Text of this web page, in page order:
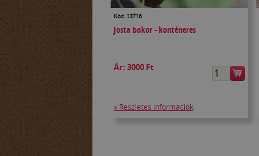
Kód: 13716
Josta bokor - konténeres
Ár: 3000 Ft
» Részletes információk